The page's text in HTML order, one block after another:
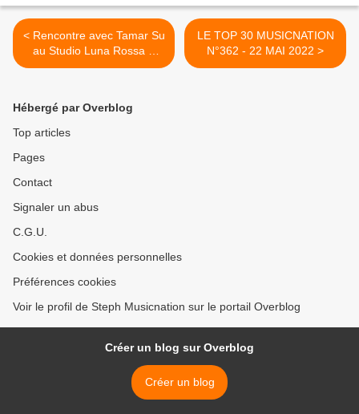
< Rencontre avec Tamar Su
au Studio Luna Rossa à
l’occasion de la parution de
LE TOP 30 MUSICNATION
N°362 - 22 MAI 2022 >
Hébergé par Overblog
Top articles
Pages
Contact
Signaler un abus
C.G.U.
Cookies et données personnelles
Préférences cookies
Voir le profil de Steph Musicnation sur le portail Overblog
Créer un blog sur Overblog
Créer un blog